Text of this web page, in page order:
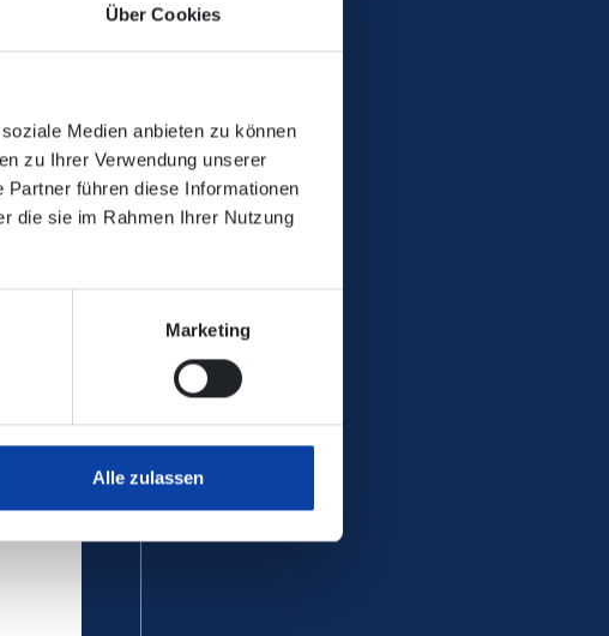
Über Cookies
Medien anbieten zu können
zu Ihrer Verwendung unserer
führen diese Informationen
die sie im Rahmen Ihrer Nutzung
Marketing
Alle zulassen